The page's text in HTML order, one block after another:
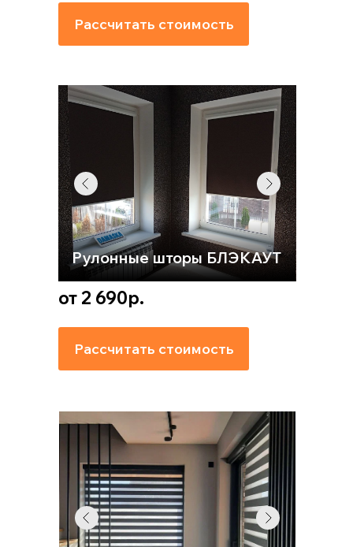
Рассчитать стоимость
от 2 690р.
Рулонные шторы БЛЭКАУТ
Рассчитать стоимость